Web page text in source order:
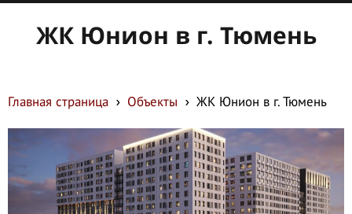
ЖК Юнион в г. Тюмень
Главная страница Объекты ЖК Юнион в г. Тюмень